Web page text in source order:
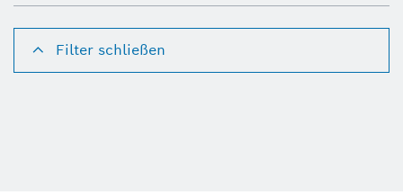
Filter schließen